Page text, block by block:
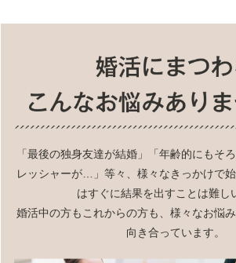
「最後の独身友達が結婚」「年齢的にもそ
レッシャーが…」等々、様々なきっかけで
はすぐに結果を出すことは難し
婚活中の方もこれからの方も、様々なお悩
向き合っています。